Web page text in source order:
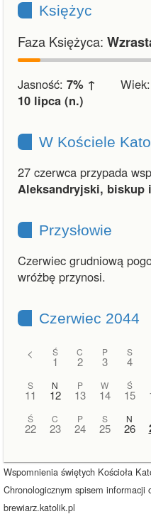
Księżyc
Faza Księżyca:
Jasność: 7% ↑ Wiek:
10 lipca (n.)
W Kościele
27 czerwca przypada
Aleksandryjski, biskup
Przysłowie
Czerwiec grudniową
wróżbę przynosi.
Czerwiec 2044
< Ś
1
C
2
P
3
S
4
S
11
N
12
P
13
W
14
Ś
15
Ś
22
C
23
P
24
S
25
N
26
Wspomnienia świętych Kościoła
Chronologicznym spisem informacji
brewiarz.katolik.pl